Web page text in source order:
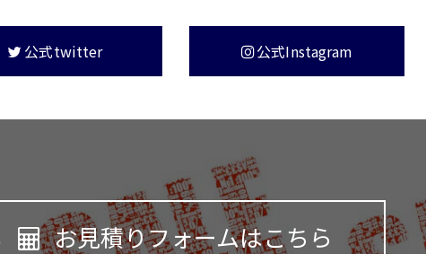
公式twitter 公式Instagram
お見積りフォームはこちら